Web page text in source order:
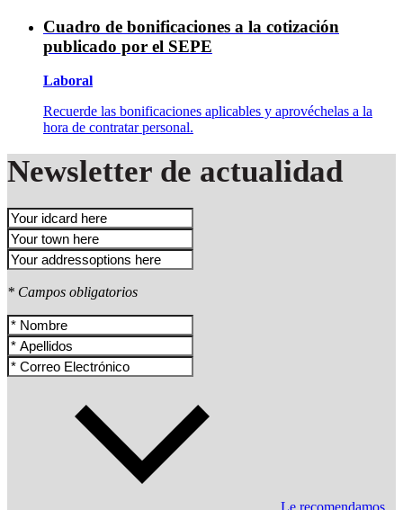
Cuadro de bonificaciones a la cotización
publicado por el SEPE
Laboral
Recuerde las bonificaciones aplicables y aprovéchelas a la
hora de contratar personal.
Newsletter de actualidad
* Campos obligatorios